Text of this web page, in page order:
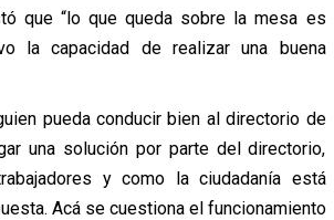
que “lo que queda sobre la mesa es
la capacidad de realizar una buena
pueda conducir bien al directorio de
una solución por parte del directorio,
y como la ciudadanía está
Acá se cuestiona el funcionamiento